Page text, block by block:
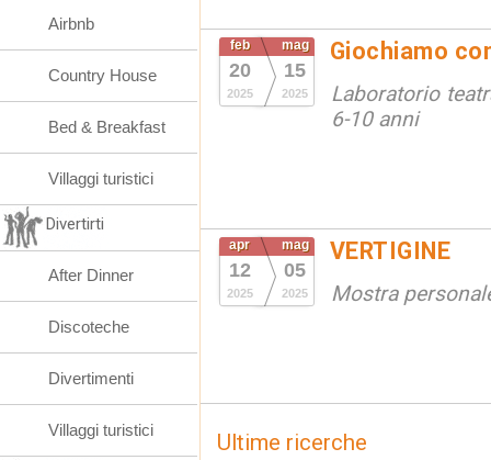
feb
20
2025
mag
15
2025
Giochiamo
Laboratorio
6-10 anni
apr
12
2025
mag
05
2025
VERTIGINE
Mostra
Ultime ricerche
Airbnb
Country House
Bed & Breakfast
Villaggi turistici
Divertirti
After Dinner
Discoteche
Divertimenti
Villaggi turistici